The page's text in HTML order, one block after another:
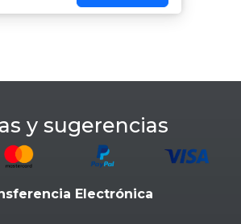
y sugerencias
Electrónica